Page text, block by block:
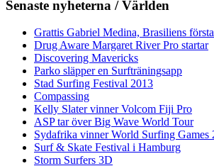
Senaste nyheterna / Världen
Grattis Gabriel Medina, Brasiliens
Drug Aware Margaret River Pro startar
Discovering Mavericks
Parko släpper en Surfträningsapp
Stad Surfing Festival 2013
Compassing
Kelly Slater vinner Volcom Fiji Pro
ASP tar över Big Wave World Tour
Sydafrika vinner World Surfing Games
Surf & Skate Festival i Hamburg
Storm Surfers 3D